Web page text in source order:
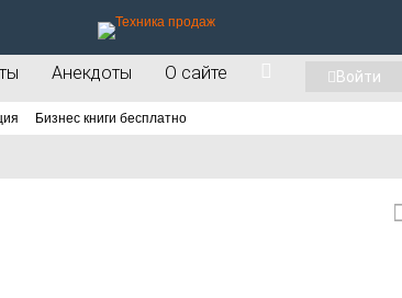
Анекдоты О сайте Войти
Бизнес книги бесплатно